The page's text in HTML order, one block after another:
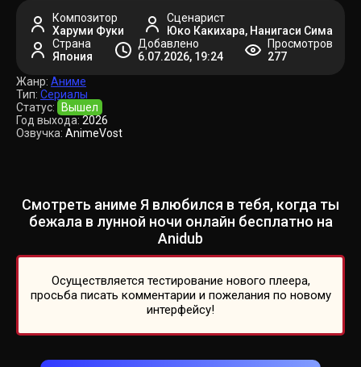
Композитор
Харуми Фуки
Сценарист
Юко Какихара, Нанигаси Сима
Страна
Япония
Добавлено
6.07.2026, 19:24
Просмотров
277
Жанр: Аниме
Тип: Сериалы
Статус: Вышел
Год выхода:2026
Озвучка: AnimeVost
Смотреть аниме Я влюбился в тебя, когда ты
бежала в лунной ночи онлайн бесплатно на
Anidub
Осуществляется тестирование нового плеера,
просьба писать комментарии и пожелания по новому
интерфейсу!